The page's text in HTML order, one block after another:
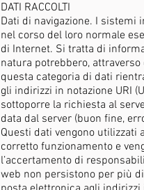
DATI RACCOLTI
Dati di navigazione. I
nel corso del loro normale
di Internet. Si tratta di
natura potrebbero,
questa categoria di dati
gli indirizzi in notazione URI
sottoporre la richiesta al
data dal server (buon fine,
Questi dati vengono
corretto funzionamento e
l’accertamento di
web non persistono per più